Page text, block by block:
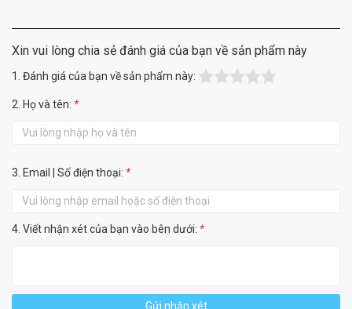
Xin vui lòng chia sẻ đánh giá của bạn về sản phẩm này
1. Đánh giá của bạn về sản phẩm này:
2. Họ và tên: *
3. Email | Số điện thoại: *
4. Viết nhận xét của bạn vào bên dưới: *
Gửi nhận xét